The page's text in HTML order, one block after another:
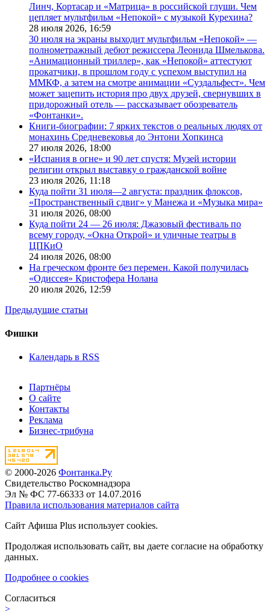
Линч, Кортасар и «Матрица» в российской глуши. Чем
цепляет мультфильм «Непокой» с музыкой Курехина?
28 июля 2026, 16:59
30 июля на экраны выходит мультфильм «Непокой» —
полнометражный дебют режиссера Леонида Шмелькова.
«Анимационный триллер», как «Непокой» аттестуют
прокатчики, в прошлом году с успехом выступил на
ММКФ, а затем на смотре анимации «Суздальфест». Чем
может зацепить история про двух друзей, свернувших в
придорожный отель — рассказывает обозреватель
«Фонтанки».
Книги-биографии: 7 ярких текстов о реальных людях от
монахинь Средневековья до Энтони Хопкинса
27 июля 2026, 18:00
«Испания в огне» и 90 лет спустя: Музей истории
религии открыл выставку о гражданской войне
23 июля 2026, 11:18
Куда пойти 31 июля—2 августа: праздник флоксов,
«Пространственный сдвиг» у Манежа и «Музыка мира»
31 июля 2026, 08:00
Куда пойти 24 — 26 июля: Джазовый фестиваль по
всему городу, «Окна Открой» и уличные театры в
ЦПКиО
24 июля 2026, 08:00
На греческом фронте без перемен. Какой получилась
«Одиссея» Кристофера Нолана
20 июля 2026, 12:59
Предыдущие статьи
Фишки
Календарь в RSS
Партнёры
О сайте
Контакты
Реклама
Бизнес-трибуна
© 2000-2026 Фонтанка.Ру
Свидетельство Роскомнадзора
Эл № ФС 77-66333 от 14.07.2016
Правила использования материалов сайта
Сайт Афиша Plus использует cookies.
Продолжая использовать сайт, вы даете согласие на обработку
данных.
Подробнее о cookies
Согласиться
>